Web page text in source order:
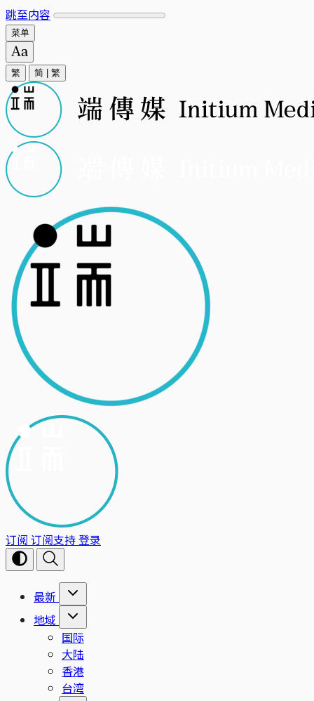
跳至内容
菜单
繁 简 繁
订阅 订阅支持登录
最新
地域
国际
大陆
香港
台湾